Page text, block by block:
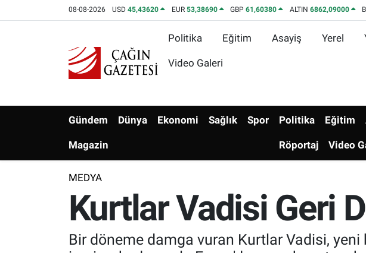
08-08-2026 USD45,43620 EUR 53,38690 GBP61,60380 ALTIN 6862,09000
Politika Eğitim Asayiş Yerel
Video Galeri
Gündem Dünya Ekonomi Sağlık Spor
Magazin
Politika Eğitim
Röportaj Video
MEDYA
Kurtlar Vadisi Geri
Bir döneme damga vuran Kurtlar Vadisi, yeni
Asayiş
Kültür & Sanat
Nöbetçi Eczaneler
Hava Durumu
Namaz Vakitleri
Tüm Manşetler